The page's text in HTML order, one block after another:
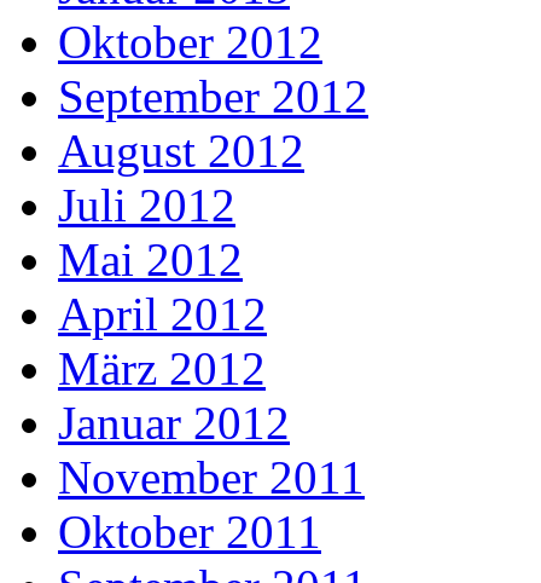
Oktober 2012
September 2012
August 2012
Juli 2012
Mai 2012
April 2012
März 2012
Januar 2012
November 2011
Oktober 2011